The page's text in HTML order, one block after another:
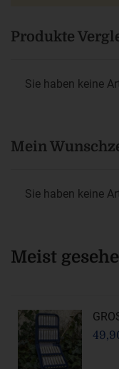
Produkte
Sie haben keine
Mein
Sie haben keine
Meist